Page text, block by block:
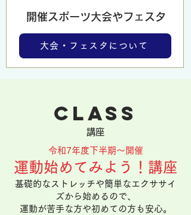
​開催スポーツ大会やフェスタ
大会・フェスタについて
class
講座
​令和7年度下半期～開催
運動始めてみよう！講座
基礎的なストレッチや簡単なエクササイ
ズから始めるので、
運動が苦手な方や初めての方も安心。